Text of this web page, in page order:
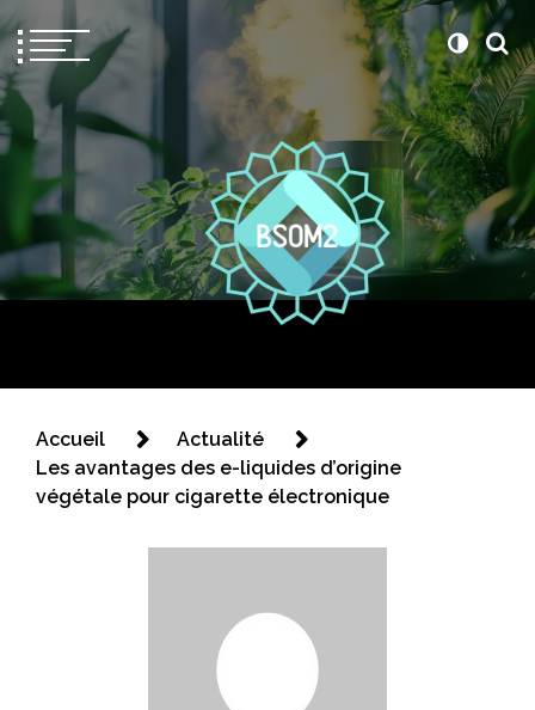
Accueil
Actualité
Les avantages des e-liquides d’origine
végétale pour cigarette électronique